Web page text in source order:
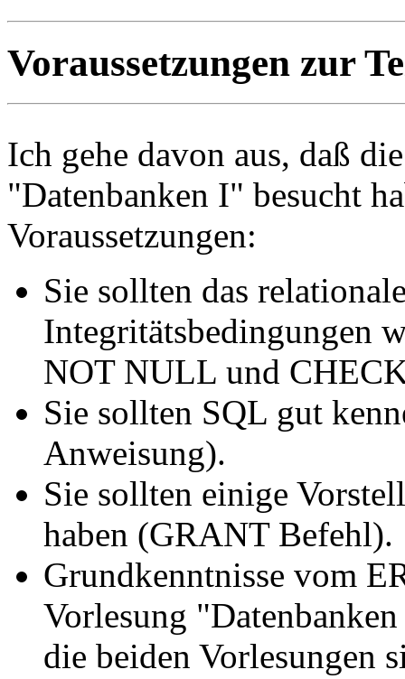
Voraussetzungen zur
Ich gehe davon aus, daß
"Datenbanken I" besucht
Voraussetzungen:
Sie sollten das
Integritätsbedingungen
NOT NULL und
Sie sollten SQL gut
Anweisung).
Sie sollten einige
haben (GRANT Befehl).
Grundkenntnisse vom
Vorlesung
die beiden Vorlesungen